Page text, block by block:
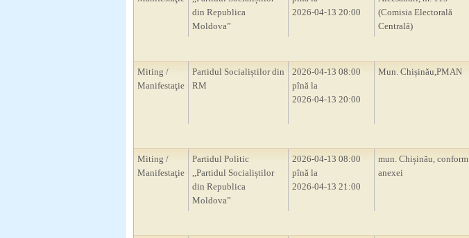
din Republica
Moldova”
2026-04-13 20:00
(Comisia Electorală
Centrală)
Miting /
Manifestaţie
Partidul Socialiștilor din
RM
2026-04-13 08:00
pînă la
2026-04-13 20:00
Mun. Chișinău,PMAN
Miting /
Manifestaţie
Partidul Politic
,,Partidul Socialiștilor
din Republica
Moldova”
2026-04-13 08:00
pînă la
2026-04-13 21:00
mun. Chișinău, conform
anexei